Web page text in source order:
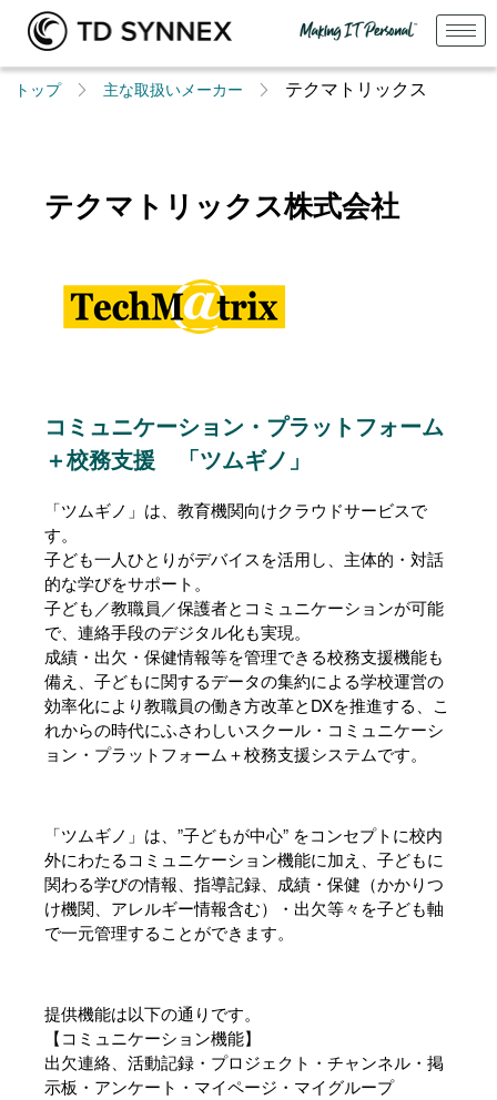
トップ 主な取扱いメーカー テクマトリックス
テクマトリックス株式会社
コミュニケーション・プラットフォーム
＋校務支援 「ツムギノ」
「ツムギノ」は、教育機関向けクラウドサービスで
す。
子ども一人ひとりがデバイスを活用し、主体的・対話
的な学びをサポート。
子ども／教職員／保護者とコミュニケーションが可能
で、連絡手段のデジタル化も実現。
成績・出欠・保健情報等を管理できる校務支援機能も
備え、子どもに関するデータの集約による学校運営の
効率化により教職員の働き方改革とDXを推進する、こ
れからの時代にふさわしいスクール・コミュニケーシ
ョン・プラットフォーム＋校務支援システムです。
「ツムギノ」は、”子どもが中心” をコンセプトに校内
外にわたるコミュニケーション機能に加え、子どもに
関わる学びの情報、指導記録、成績・保健（かかりつ
け機関、アレルギー情報含む）・出欠等々を子ども軸
で一元管理することができます。
提供機能は以下の通りです。
【コミュニケーション機能】
出欠連絡、活動記録・プロジェクト・チャンネル・掲
示板・アンケート・マイページ・マイグループ